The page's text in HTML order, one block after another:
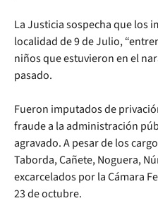
La Justicia sospecha que los
localidad de 9 de Julio,
niños que estuvieron en el
pasado.
Fueron imputados de
fraude a la administración
agravado. A pesar de los
Taborda, Cañete, Noguera,
excarcelados por la Cámara
23 de octubre.